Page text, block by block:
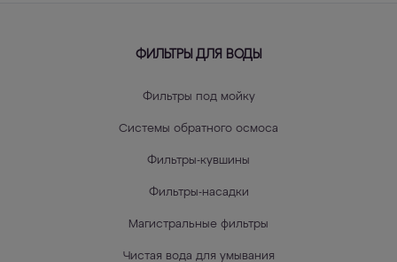
ФИЛЬТРЫ ДЛЯ ВОДЫ
Фильтры под мойку
Системы обратного осмоса
Фильтры-кувшины
Фильтры-насадки
Магистральные фильтры
Чистая вода для умывания